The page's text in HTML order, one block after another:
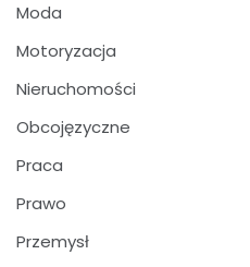
Moda
Motoryzacja
Nieruchomości
Obcojęzyczne
Praca
Prawo
Przemysł